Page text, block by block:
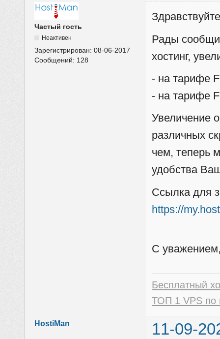
Частый гость
Неактивен
Зарегистрирован:08-06-2017
Сообщений: 128
Рады
хостинг,
- на тарифе
- на тарифе
Увеличение
различных
чем, теперь
удобства
Ссылка для
https://
С
Бесплатный
ТОП 1 VPS по
HostiMan 11-09-